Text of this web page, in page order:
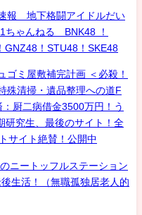
報 地下格闘アイドルだい
ちゃんねる BNK48 ！
GNZ48！STU48！SKE48
ゴミ屋敷補完計画 ＜必殺！
殊清掃・遺品整理への道F
厨二病借金3500万円！う
研究生、最後のサイト！全
サイト絶賛！公開中
ニートッフルステーション
生活！（無職孤独居老人的